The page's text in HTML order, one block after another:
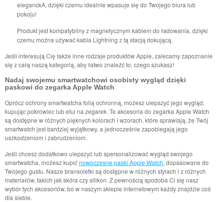
eleganckA, dzięki czemu idealnie wpasuje się do Twojego biura lub
pokoju!
Produkt jest kompatybilny z magnetycznym kablem do ładowania, dzięki
czemu można używać kabla Lightning z tą stacją dokującą.
Jeśli interesują Cię także inne rodzaje produktów Apple, zalecamy zapoznanie
się z całą naszą kategorią, aby łatwo znaleźć to, czego szukasz!
Nadaj swojemu smartwatchowi osobisty wygląd dzięki
paskowi do zegarka Apple Watch
Oprócz ochrony smartwatcha folią ochronną, możesz ulepszyć jego wygląd,
kupując pokrowiec lub etui na zegarek. Te akcesoria do zegarka Apple Watch
są dostępne w różnych pięknych kolorach i wzorach, które sprawiają, że Twój
smartwatch jest bardziej wyjątkowy, a jednocześnie zapobiegają jego
uszkodzeniom i zabrudzeniom.
Jeśli chcesz dodatkowo ulepszyć lub spersonalizować wygląd swojego
smartwatcha, możesz kupićnowoczesne paski Apple Watch, dopasowane do
Twojego gustu. Nasze bransoletki są dostępne w różnych stylach i z różnych
materiałów, takich jak skóra czy silikon. Z pewnością spodoba Ci się nasz
wybór tych akcesoriów, bo w naszym sklepie internetowym każdy znajdzie coś
dla siebie.